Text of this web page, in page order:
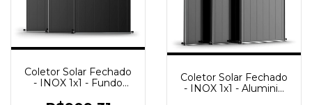
Coletor Solar Fechado
- INOX 1x1 - Fundo
Coletor Solar Fechado
- INOX 1x1 - Aluminio